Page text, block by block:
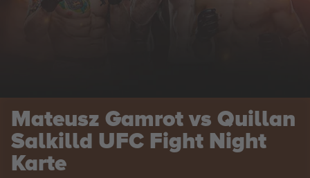
Mateusz Gamrot vs Quillan
Salkilld UFC Fight Night
Karte